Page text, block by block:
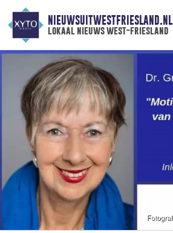
NIEUWSUITWESTFRIESLAND.NL
lokaal nieuws west-friesland